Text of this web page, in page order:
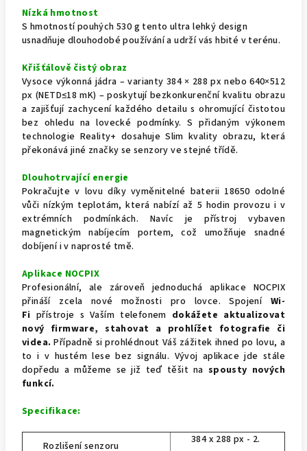
Nízká hmotnost
S hmotností pouhých 530 g tento ultra lehký design
usnadňuje dlouhodobé používání a udrží vás hbité v terénu.
Křišťálově čistý obraz
Vysoce výkonná jádra – varianty 384 × 288 px nebo 640×512
px (NETD≤18 mK) – poskytují bezkonkurenční kvalitu obrazu
a zajišťují zachycení každého detailu s ohromující čistotou
bez ohledu na lovecké podmínky. S přidaným výkonem
technologie Reality+ dosahuje Slim kvality obrazu, která
překonává jiné značky se senzory ve stejné třídě.
Dlouhotrvající energie
Pokračujte v lovu díky vyměnitelné baterii 18650 odolné
vůči nízkým teplotám, která nabízí až 5 hodin provozu i v
extrémních podmínkách. Navíc je přístroj vybaven
magnetickým nabíjecím portem, což umožňuje snadné
dobíjení i v naprosté tmě.
Aplikace NOCPIX
Profesionální, ale zároveň jednoduchá aplikace NOCPIX
přináší zcela nové možnosti pro lovce. Spojení
Wi-
Fi přístroje s Vaším telefonem dokážete aktualizovat
nový firmware, stahovat a prohlížet fotografie či
videa. Případně si prohlédnout Váš zážitek ihned po lovu, a
to i v hustém lese bez signálu. Vývoj aplikace jde stále
dopředu a můžeme se již teď těšit na spousty nových
funkcí.
Specifikace:
Rozlišení senzoru
384 x 288 px - 2.